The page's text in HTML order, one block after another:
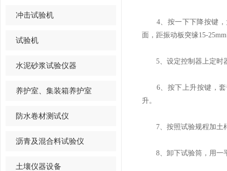
冲击试验机
试验机
水泥砂浆试验仪器
养护室、集装箱养护室
防水卷材测试仪
沥青及混合料试验仪
土壤仪器设备
4、按一下下降按键，
面，距振动板突缘15-
5、设定控制器上定时器
6、按下上升按键，套
升。
7、按照试验规程加土样
8、卸下试验筒，用一平